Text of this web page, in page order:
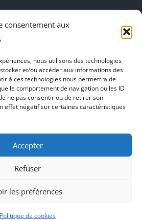
consentement aux
nous utilisons des technologies
et/ou accéder aux informations des
à ces technologies nous permettra de
le comportement de navigation ou les ID
ne pas consentir ou de retirer son
effet négatif sur certaines caractéristiques
Accepter
Refuser
les préférences
Politique de cookies
Akinai